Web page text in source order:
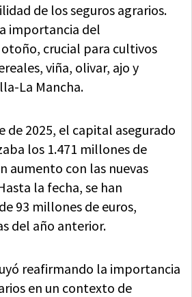
de los seguros agrarios.
importancia del
crucial para cultivos
viña, olivar, ajo y
La Mancha.
de 2025, el capital asegurado
los 1.471 millones de
aumento con las nuevas
la fecha, se han
93 millones de euros,
del año anterior.
reafirmando la importancia
en un contexto de